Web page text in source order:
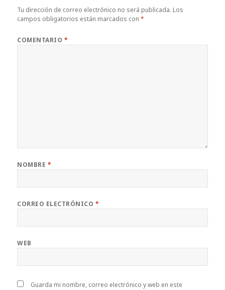
Tu dirección de correo electrónico no será publicada. Los
campos obligatorios están marcados con*
COMENTARIO *
NOMBRE *
CORREO ELECTRÓNICO *
WEB
Guarda mi nombre, correo electrónico y web en este